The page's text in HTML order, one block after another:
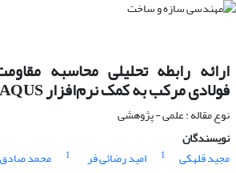
ارائه رابطه تحلیلی محاسبه
فولادی مرکب به کمک نرم‌افزار ABAQUS
نوع مقاله : علمی - پژوهشی
نویسندگان
مجید قلهکی
1 امید رضائی فر 1 محمد